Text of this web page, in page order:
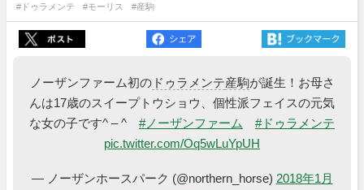
#ドゥラメンテ #モーリス #産駒
ノーザンファーム初のドゥラメンテ産駒が誕生！お母さ
んは17歳のスイープトウショウ、個性派フェイスの元気
な女の子です^ – ^ #ノーザンファーム
#ドゥラメンテ
pic.twitter.com/Oq5wLuYpUH
— ノーザンホースパーク (@northern_horse) 2018年1月